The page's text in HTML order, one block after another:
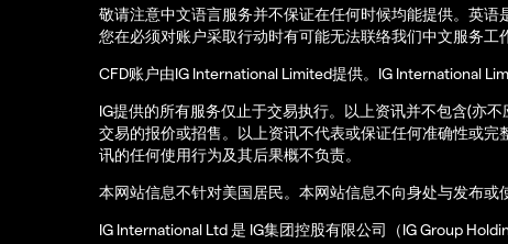
敬请注意中文语言服务并不保证在任何时候均能提供。英语
您在必须对账户采取行动时有可能无法联络我们中文服务工
CFD账户由IG International Limited提供。IG International
IG提供的所有服务仅止于交易执行。以上资讯并不包含(亦
交易的报价或招售。以上资讯不代表或保证任何准确性或
讯的任何使用行为及其后果概不负责。
本网站信息不针对美国居民。本网站信息不向身处与发布或
IG International Ltd 是 IG集团控股有限公司（IG Group